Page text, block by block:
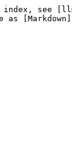
index, see